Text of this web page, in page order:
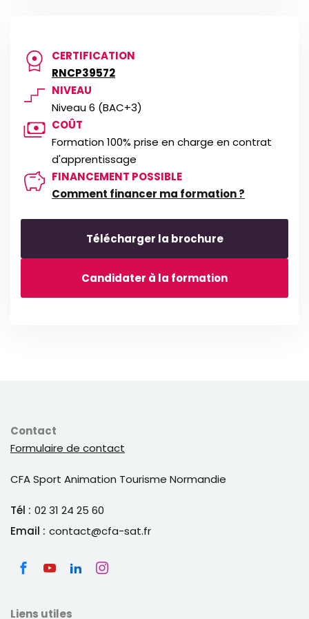
référent territorial : les débouchés sont nombreux
et stratégiques.
CERTIFICATION
RNCP39572
NIVEAU
Niveau 6 (BAC+3)
COÛT
Formation 100% prise en charge en contrat
d'apprentissage
FINANCEMENT POSSIBLE
Comment financer ma formation ?
Télécharger la brochure
Candidater à la formation
Contact
Formulaire de contact
CFA Sport Animation Tourisme Normandie
Tél : 02 31 24 25 60
Email : contact@cfa-sat.fr
Liens utiles